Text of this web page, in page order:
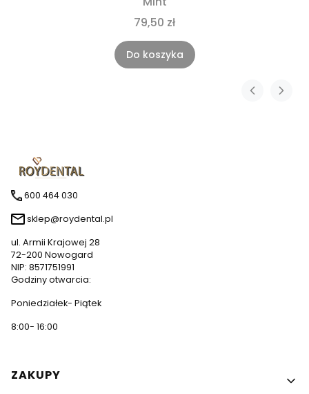
79,50 zł
Do koszyka
600 464 030
sklep@roydental.pl
ul. Armii Krajowej 28
72-200 Nowogard
NIP: 8571751991
Godziny otwarcia:
Poniedziałek- Piątek
8:00- 16:00
Linki w stopce
ZAKUPY